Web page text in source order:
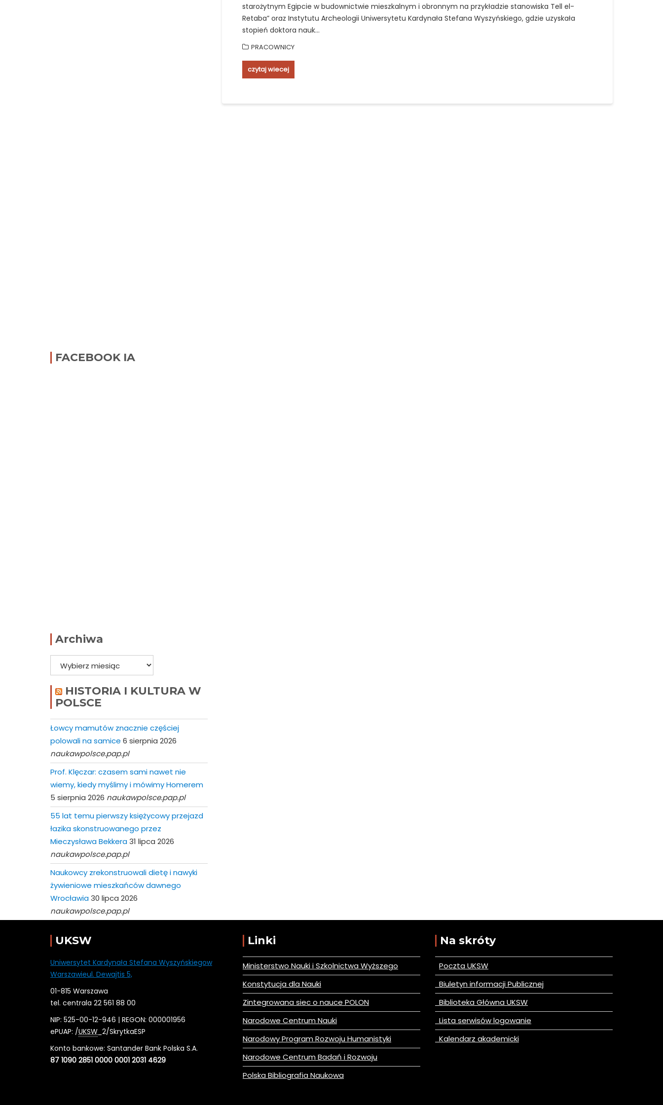
starożytnym Egipcie w budownictwie mieszkalnym i obronnym na przykładzie stanowiska Tell el-
Retaba” oraz Instytutu Archeologii Uniwersytetu Kardynała Stefana Wyszyńskiego, gdzie uzyskała
stopień doktora nauk…
PRACOWNICY
czytaj wiecej
FACEBOOK IA
Archiwa
Archiwa
HISTORIA I KULTURA W
POLSCE
Łowcy mamutów znacznie częściej
polowali na samice 6 sierpnia 2026
naukawpolsce.pap.pl
Prof. Klęczar: czasem sami nawet nie
wiemy, kiedy myślimy i mówimy Homerem
5 sierpnia 2026 naukawpolsce.pap.pl
55 lat temu pierwszy księżycowy przejazd
łazika skonstruowanego przez
Mieczysława Bekkera31 lipca 2026
naukawpolsce.pap.pl
Naukowcy zrekonstruowali dietę i nawyki
żywieniowe mieszkańców dawnego
Wrocławia30 lipca 2026
naukawpolsce.pap.pl
UKSW
Uniwersytet Kardynała Stefana Wyszyńskiegow
Warszawieul. Dewajtis 5,
01-815 Warszawa
tel. centrala 22 561 88 00
NIP: 525-00-12-946 | REGON: 000001956
ePUAP: /UKSW _2/SkrytkaESP
Konto bankowe: Santander Bank Polska S.A.
87 1090 2851 0000 0001 2031 4629
Linki
Ministerstwo Nauki i Szkolnictwa Wyższego
Konstytucja dla Nauki
Zintegrowana siec o nauce POLON
Narodowe Centrum Nauki
Narodowy Program Rozwoju Humanistyki
Narodowe Centrum Badań i Rozwoju
Polska Bibliografia Naukowa
Na skróty
Poczta UKSW
Biuletyn informacji Publicznej
Biblioteka Główna UKSW
Lista serwisów logowanie
Kalendarz akademicki